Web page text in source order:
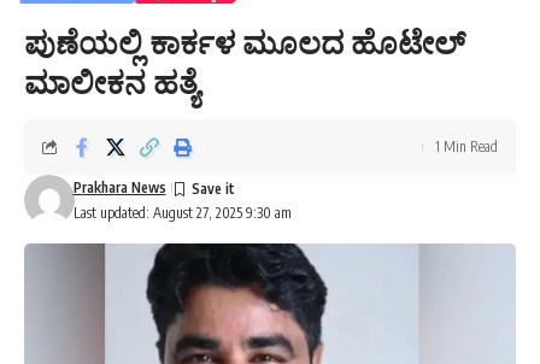
ಪುಣೆಯಲ್ಲಿ ಕಾರ್ಕಳ ಮೂಲದ ಹೊಟೇಲ್
ಮಾಲೀಕನ ಹತ್ಯೆ
Last updated: August 27, 2025 9:30 am
Prakhara News
1 Min Read